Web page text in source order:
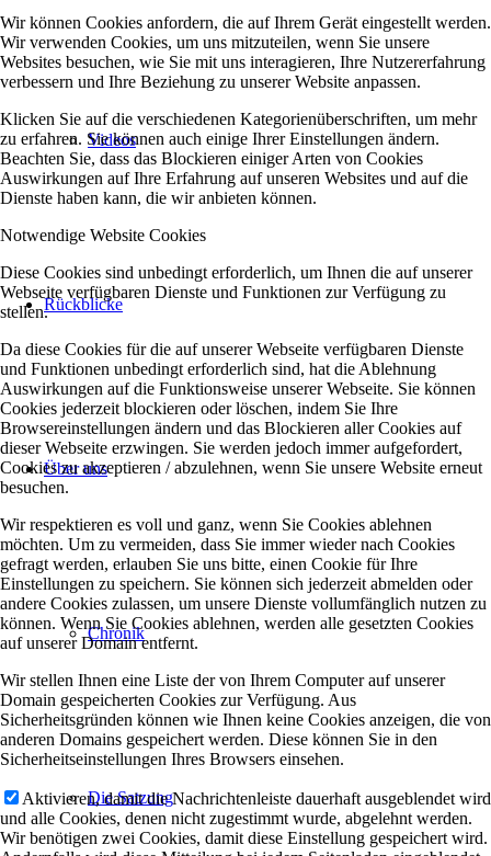
Videos
Rückblicke
Über uns
Chronik
Die Satzung
Wir können Cookies anfordern, die auf Ihrem Gerät eingestellt werden.
Wir verwenden Cookies, um uns mitzuteilen, wenn Sie unsere
Websites besuchen, wie Sie mit uns interagieren, Ihre Nutzererfahrung
verbessern und Ihre Beziehung zu unserer Website anpassen.
Klicken Sie auf die verschiedenen Kategorienüberschriften, um mehr
zu erfahren. Sie können auch einige Ihrer Einstellungen ändern.
Beachten Sie, dass das Blockieren einiger Arten von Cookies
Auswirkungen auf Ihre Erfahrung auf unseren Websites und auf die
Dienste haben kann, die wir anbieten können.
Notwendige Website Cookies
Diese Cookies sind unbedingt erforderlich, um Ihnen die auf unserer
Webseite verfügbaren Dienste und Funktionen zur Verfügung zu
stellen.
Da diese Cookies für die auf unserer Webseite verfügbaren Dienste
und Funktionen unbedingt erforderlich sind, hat die Ablehnung
Auswirkungen auf die Funktionsweise unserer Webseite. Sie können
Cookies jederzeit blockieren oder löschen, indem Sie Ihre
Browsereinstellungen ändern und das Blockieren aller Cookies auf
dieser Webseite erzwingen. Sie werden jedoch immer aufgefordert,
Cookies zu akzeptieren / abzulehnen, wenn Sie unsere Website erneut
besuchen.
Wir respektieren es voll und ganz, wenn Sie Cookies ablehnen
möchten. Um zu vermeiden, dass Sie immer wieder nach Cookies
gefragt werden, erlauben Sie uns bitte, einen Cookie für Ihre
Einstellungen zu speichern. Sie können sich jederzeit abmelden oder
andere Cookies zulassen, um unsere Dienste vollumfänglich nutzen zu
können. Wenn Sie Cookies ablehnen, werden alle gesetzten Cookies
auf unserer Domain entfernt.
Wir stellen Ihnen eine Liste der von Ihrem Computer auf unserer
Domain gespeicherten Cookies zur Verfügung. Aus
Sicherheitsgründen können wie Ihnen keine Cookies anzeigen, die von
anderen Domains gespeichert werden. Diese können Sie in den
Sicherheitseinstellungen Ihres Browsers einsehen.
Aktivieren, damit die Nachrichtenleiste dauerhaft ausgeblendet wird
und alle Cookies, denen nicht zugestimmt wurde, abgelehnt werden.
Wir benötigen zwei Cookies, damit diese Einstellung gespeichert wird.